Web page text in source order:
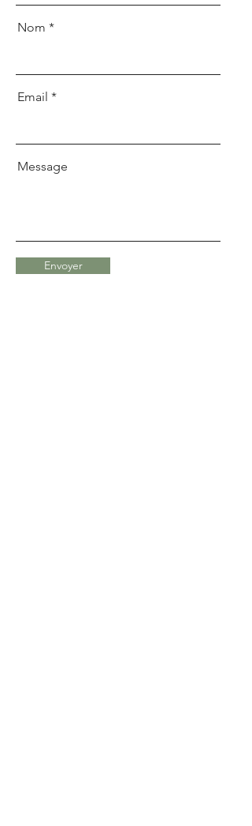
Nom
Email
Message
Envoyer